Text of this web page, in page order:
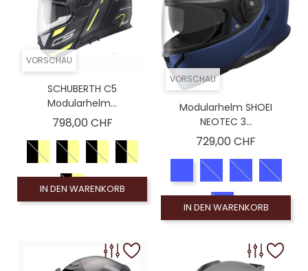
VORSCHAU
SCHUBERTH C5
Modularhelm...
798,00 CHFPreis
IN DEN WARENKORB
VORSCHAU
Modularhelm SHOEI
NEOTEC 3...
729,00 CHF
IN DEN WARENKORB